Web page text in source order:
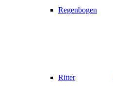
Regenbogen
Ritter